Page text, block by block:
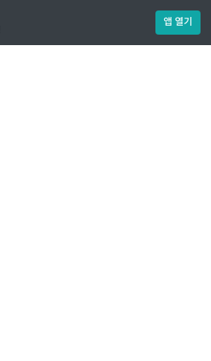
앱 열기